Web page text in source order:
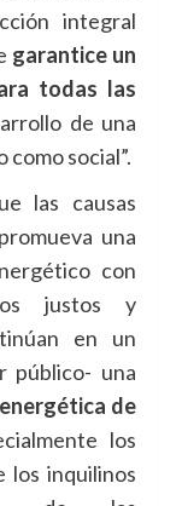
integral
garantice un
todas las
de una
social”.
las causas
una
con
justos y
en un
público- una
de
los
los inquilinos